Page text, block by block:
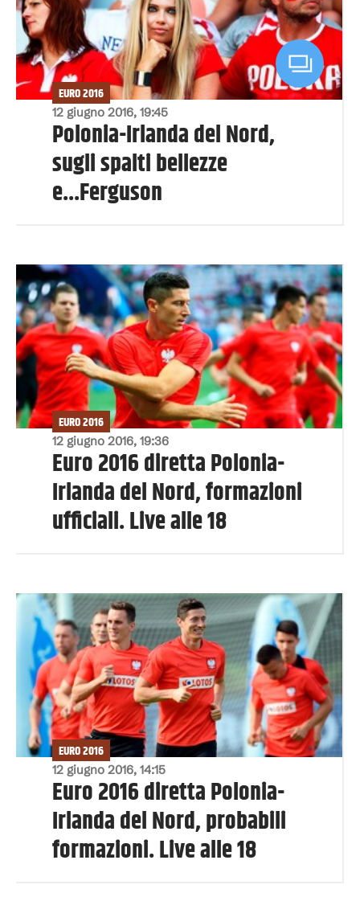
12 giugno 2016, 19:45
EURO 2016
Polonia-Irlanda del Nord,
sugli spalti bellezze
e...Ferguson
12 giugno 2016, 19:36
EURO 2016
Euro 2016 diretta Polonia-
Irlanda del Nord, formazioni
ufficiali. Live alle 18
12 giugno 2016, 14:15
EURO 2016
Euro 2016 diretta Polonia-
Irlanda del Nord, probabili
formazioni. Live alle 18